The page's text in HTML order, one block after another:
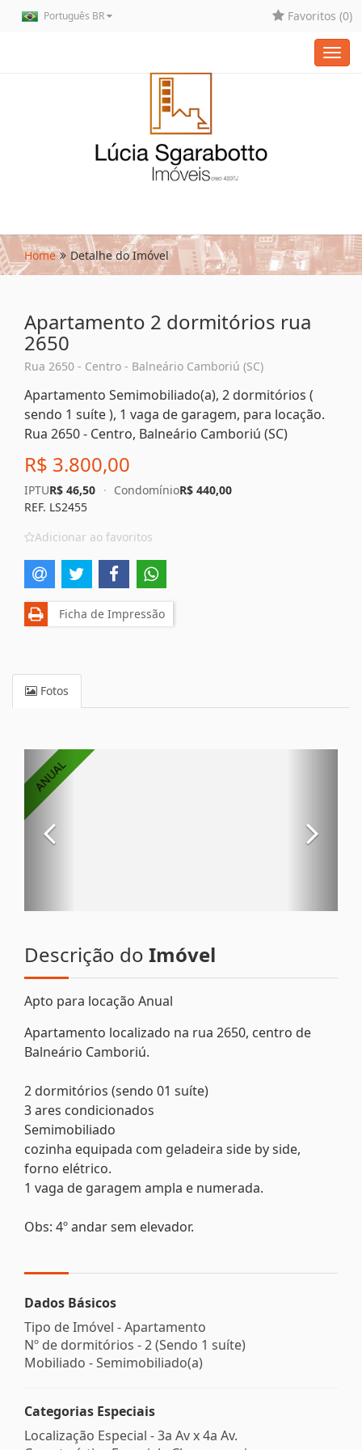
Português BR Favoritos (0)
Home Detalhe do Imóvel
Apartamento 2 dormitórios rua
2650
Rua 2650 - Centro - Balneário Camboriú (SC)
Apartamento Semimobiliado(a), 2 dormitórios (
sendo 1 suíte ), 1 vaga de garagem, para locação.
Rua 2650 - Centro, Balneário Camboriú (SC)
R$ 3.800,00
IPTUR$ 46,50 · CondomínioR$ 440,00
REF. LS2455
Adicionar ao favoritos
Ficha de Impressão
Fotos
Descrição do Imóvel
Apto para locação Anual
Apartamento localizado na rua 2650, centro de
Balneário Camboriú.
2 dormitórios (sendo 01 suíte)
3 ares condicionados
Semimobiliado
cozinha equipada com geladeira side by side,
forno elétrico.
1 vaga de garagem ampla e numerada.
Obs: 4º andar sem elevador.
Dados Básicos
Tipo de Imóvel - Apartamento
Nº de dormitórios - 2 (Sendo 1 suíte)
Mobiliado - Semimobiliado(a)
Categorias Especiais
Localização Especial - 3a Av x 4a Av.